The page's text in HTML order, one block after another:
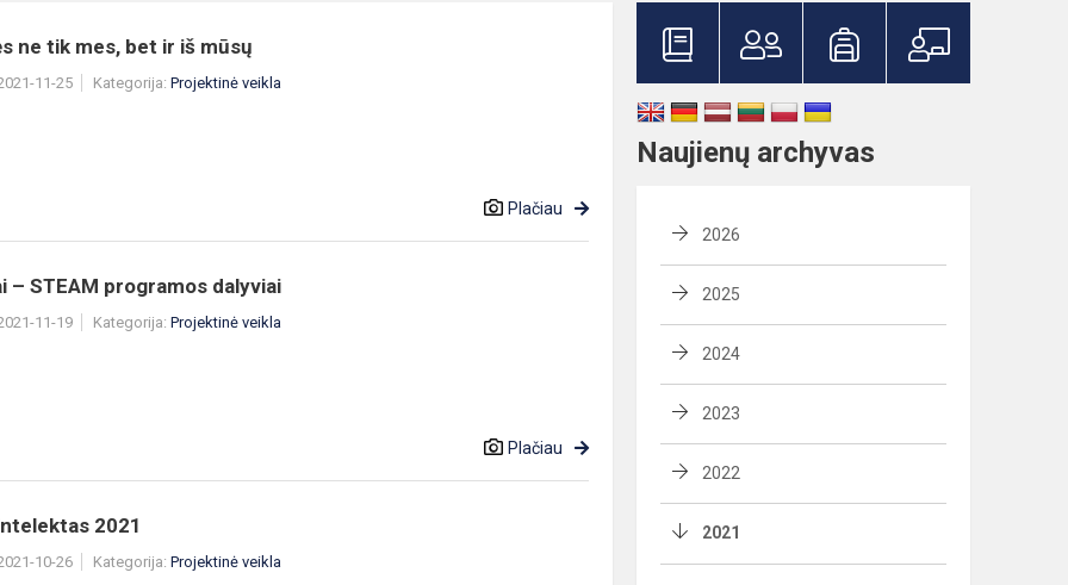
ne tik mes, bet ir iš mūsų
11-25 Kategorija: Projektinė veikla
Plačiau
– STEAM programos dalyviai
11-19 Kategorija: Projektinė veikla
Plačiau
2021
10-26 Kategorija: Projektinė veikla
Naujienų archyvas
2026
2025
2024
2023
2022
2021